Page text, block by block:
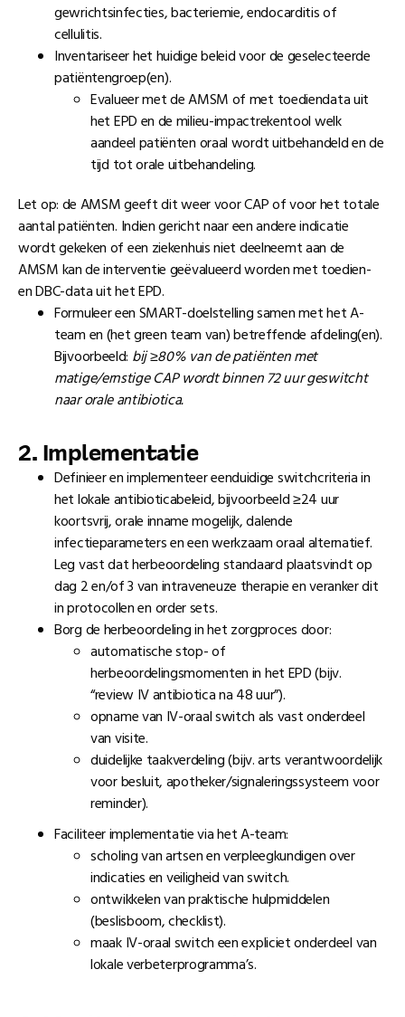
gewrichtsinfecties, bacteriemie, endocarditis of
cellulitis.
Inventariseer het huidige beleid voor de geselecteerde
patiëntengroep(en).
Evalueer met de AMSM of met toediendata uit
het EPD en de milieu-impactrekentool welk
aandeel patiënten oraal wordt uitbehandeld en de
tijd tot orale uitbehandeling.
Let op: de AMSM geeft dit weer voor CAP of voor het totale
aantal patiënten. Indien gericht naar een andere indicatie
wordt gekeken of een ziekenhuis niet deelneemt aan de
AMSM kan de interventie geëvalueerd worden met toedien-
en DBC-data uit het EPD.
Formuleer een SMART-doelstelling samen met het A-
team en (het green team van) betreffende afdeling(en).
Bijvoorbeeld: bij ≥80% van de patiënten met
matige/ernstige CAP wordt binnen 72 uur geswitcht
naar orale antibiotica.
2. Implementatie
Definieer en implementeer eenduidige switchcriteria in
het lokale antibioticabeleid, bijvoorbeeld ≥24 uur
koortsvrij, orale inname mogelijk, dalende
infectieparameters en een werkzaam oraal alternatief.
Leg vast dat herbeoordeling standaard plaatsvindt op
dag 2 en/of 3 van intraveneuze therapie en veranker dit
in protocollen en order sets.
Borg de herbeoordeling in het zorgproces door:
automatische stop- of
herbeoordelingsmomenten in het EPD (bijv.
“review IV antibiotica na 48 uur”).
opname van IV-oraal switch als vast onderdeel
van visite.
duidelijke taakverdeling (bijv. arts verantwoordelijk
voor besluit, apotheker/signaleringssysteem voor
reminder).
Faciliteer implementatie via het A-team:
scholing van artsen en verpleegkundigen over
indicaties en veiligheid van switch.
ontwikkelen van praktische hulpmiddelen
(beslisboom, checklist).
maak IV-oraal switch een expliciet onderdeel van
lokale verbeterprogramma’s.